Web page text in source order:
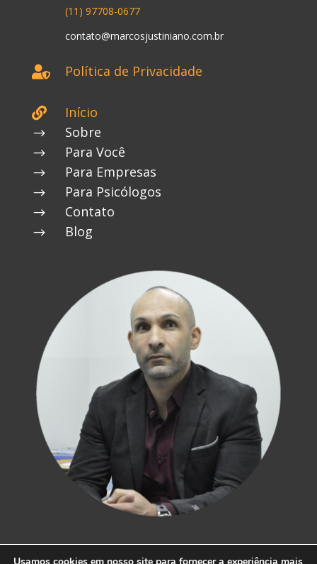
(11) 97708-0677
contato@marcosjustiniano.com.br
 Política de Privacidade
 Início
$ Sobre
$ Para Você
$ Para Empresas
$ Para Psicólogos
$ Contato
$ Blog